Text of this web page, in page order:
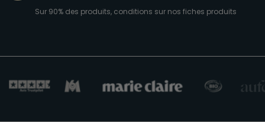
Sur 90% des produits, conditions sur nos fiches produits